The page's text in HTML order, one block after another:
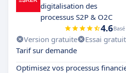
digitalisation des
processus S2P & O2C
4.6
Version gratuite Essai gratuit
Tarif sur demande
Optimisez vos processus